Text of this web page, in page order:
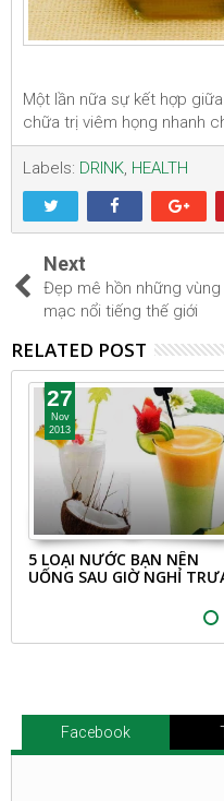
Một lần nữa sự kết hợp
chữa trị viêm họng nhanh
Labels: DRINK, HEALTH
Next
Đẹp mê hồn những vùng
mạc nổi tiếng thế giới
RELATED POST
27
Nov
2013
5 LOẠI NƯỚC BẠN NÊN
UỐNG SAU GIỜ NGHỈ
Facebook